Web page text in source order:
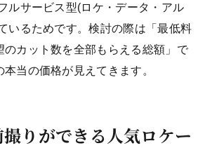
ルサービス型(ロケ・データ・アル
いるためです。検討の際は「最低料
のカット数を全部もらえる総額」で
当の価格が見えてきます。
りができる人気ロケー